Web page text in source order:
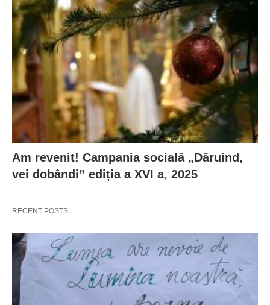
Am revenit! Campania socială „Dăruind,
vei dobândi” ediția a XVI a, 2025
RECENT POSTS